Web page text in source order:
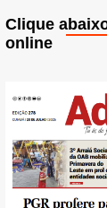
Clique
online